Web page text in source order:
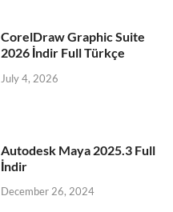
CorelDraw Graphic Suite
2026 İndir Full Türkçe
July 4, 2026
Autodesk Maya 2025.3 Full
İndir
December 26, 2024